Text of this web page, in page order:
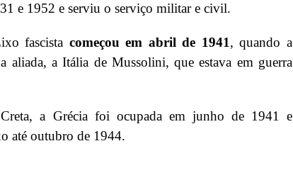
e 1952 e serviu o serviço militar e civil.
fascista começou em abril de 1941, quando a
aliada, a Itália de Mussolini, que estava em guerra
a Grécia foi ocupada em junho de 1941 e
até outubro de 1944.